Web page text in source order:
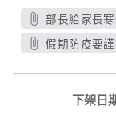
部長給家長
假期防疫要
下架日